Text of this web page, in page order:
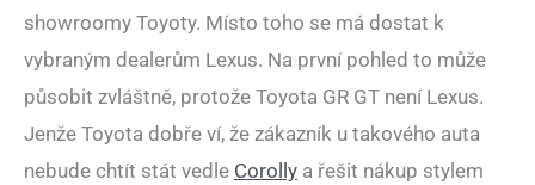
showroomy Toyoty. Místo toho se má dostat k
vybraným dealerům Lexus. Na první pohled to může
působit zvláštně, protože Toyota GR GT není Lexus.
Jenže Toyota dobře ví, že zákazník u takového auta
nebude chtít stát vedle Corolly a řešit nákup stylem